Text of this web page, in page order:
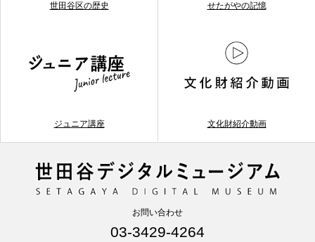
世田谷区の歴史 せたがやの記憶
ジュニア講座 文化財紹介動画
お問い合わせ
03-3429-4264